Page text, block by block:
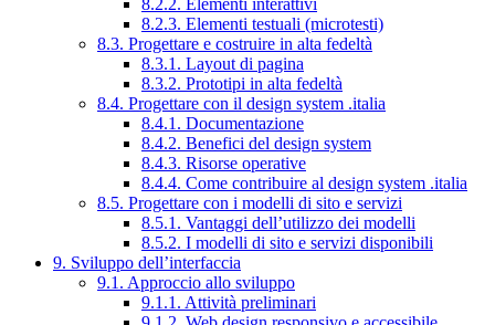
8.2.2. Elementi interattivi
8.2.3. Elementi testuali (microtesti)
8.3. Progettare e costruire in alta fedeltà
8.3.1. Layout di pagina
8.3.2. Prototipi in alta fedeltà
8.4. Progettare con il design system .italia
8.4.1. Documentazione
8.4.2. Benefici del design system
8.4.3. Risorse operative
8.4.4. Come contribuire al design system .italia
8.5. Progettare con i modelli di sito e servizi
8.5.1. Vantaggi dell’utilizzo dei modelli
8.5.2. I modelli di sito e servizi disponibili
9. Sviluppo dell’interfaccia
9.1. Approccio allo sviluppo
9.1.1. Attività preliminari